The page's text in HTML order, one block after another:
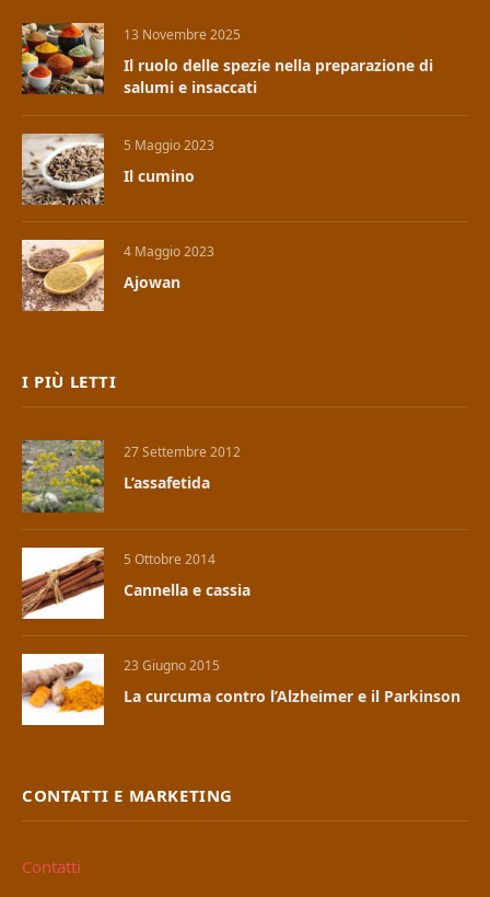
13 Novembre 2025
Il ruolo delle spezie nella preparazione di
salumi e insaccati
5 Maggio 2023
Il cumino
4 Maggio 2023
Ajowan
I PIÙ LETTI
27 Settembre 2012
L’assafetida
5 Ottobre 2014
Cannella e cassia
23 Giugno 2015
La curcuma contro l’Alzheimer e il Parkinson
CONTATTI E MARKETING
Contatti